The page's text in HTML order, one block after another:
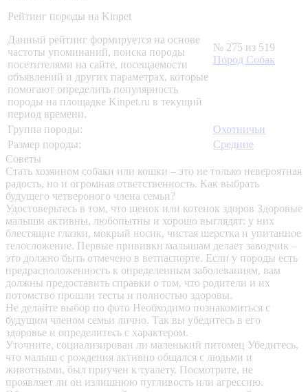
Рейтинг породы на Kinpet
Данный рейтинг формируется на основе
частоты упоминаний, поиска породы
посетителями на сайте, посещаемости
объявлений и других параметрах, которые
помогают определить популярность
породы на площадке Kinpet.ru в текущий
период времени.
№ 275 из 519
Пород Собак
Группа породы:
Охотничьи
Размер породы:
Средние
Советы
Стать хозяином собаки или кошки – это не только невероятная
радость, но и огромная ответственность. Как выбрать
будущего четвероного члена семьи?
Удостоверьтесь в том, что щенок или котенок здоров Здоровые
малыши активны, любопытны и хорошо выглядят: у них
блестящие глазки, мокрый носик, чистая шерстка и упитанное
телосложение. Первые прививки малышам делает заводчик –
это должно быть отмечено в ветпаспорте. Если у породы есть
предрасположенность к определенным заболеваниям, вам
должны предоставить справки о том, что родители и их
потомство прошли тесты и полностью здоровы.
Не делайте выбор по фото Необходимо познакомиться с
будущим членом семьи лично. Так вы убедитесь в его
здоровье и определитесь с характером.
Уточните, социализирован ли маленький питомец Убедитесь,
что малыш с рождения активно общался с людьми и
животными, был приучен к туалету. Посмотрите, не
проявляет ли он излишнюю пугливость или агрессию.